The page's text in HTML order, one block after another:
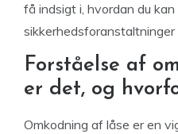
få indsigt i, hvordan du
Forståelse af
er det, og
Omkodning af låse er en